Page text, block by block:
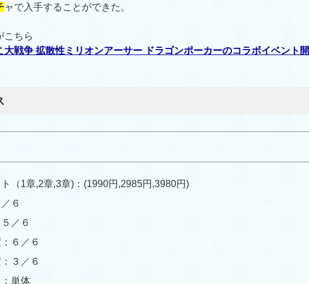
ャで入手することができた。
こちら
大戦争 拡散性ミリオンアーサー ドラゴンポーカーのコラボイベント開
（1章,2章,3章)：(1990円,2985円,3980円)
６
／６
６／６
３／６
単体